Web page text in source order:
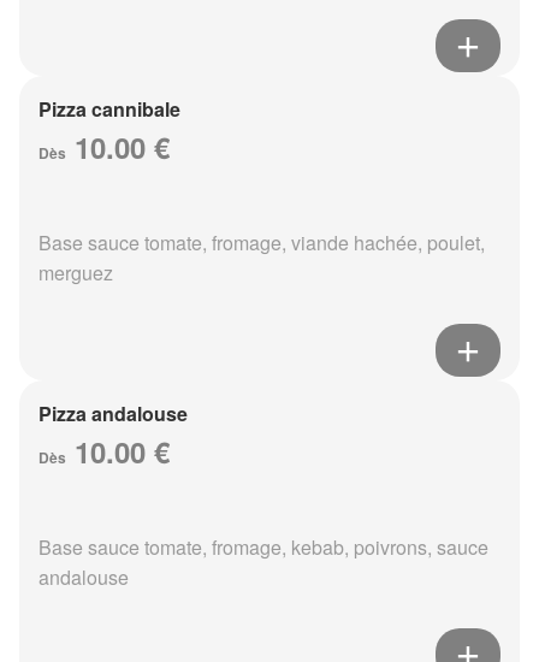
Pizza cannibale
Dès 10.00 €
Base sauce tomate, fromage, viande hachée, poulet,
merguez
Pizza andalouse
Dès 10.00 €
Base sauce tomate, fromage, kebab, poivrons, sauce
andalouse